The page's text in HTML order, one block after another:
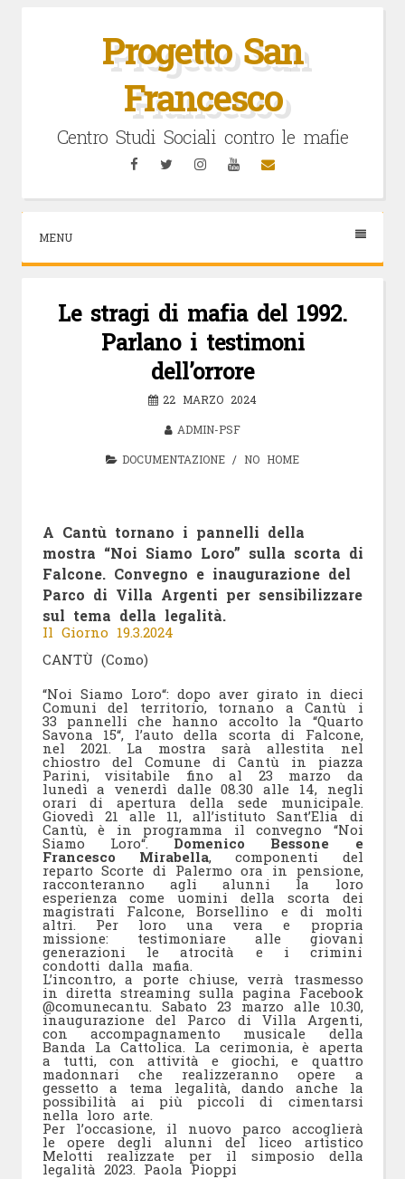
Progetto San
Francesco
Centro Studi Sociali contro le mafie
FacebookTwitterInstagramYouTubeEmail
MENU
Le stragi di mafia del 1992.
Parlano i testimoni
dell’orrore
22 MARZO 2024
ADMIN-PSF
DOCUMENTAZIONE / NO HOME
A Cantù tornano i pannelli della
mostra “Noi Siamo Loro” sulla scorta di
Falcone. Convegno e inaugurazione del
Parco di Villa Argenti per sensibilizzare
sul tema della legalità.
Il Giorno 19.3.2024
CANTÙ (Como)
“Noi Siamo Loro“: dopo aver girato in dieci
Comuni del territorio, tornano a Cantù i
33 pannelli che hanno accolto la “Quarto
Savona 15“, l’auto della scorta di Falcone,
nel 2021. La mostra sarà allestita nel
chiostro del Comune di Cantù in piazza
Parini, visitabile fino al 23 marzo da
lunedì a venerdì dalle 08.30 alle 14, negli
orari di apertura della sede municipale.
Giovedì 21 alle 11, all’istituto Sant’Elia di
Cantù, è in programma il convegno “Noi
Siamo Loro“.Domenico Bessone e
Francesco Mirabella, componenti del
reparto Scorte di Palermo ora in pensione,
racconteranno agli alunni la loro
esperienza come uomini della scorta dei
magistrati Falcone, Borsellino e di molti
altri. Per loro una vera e propria
missione: testimoniare alle giovani
generazioni le atrocità e i crimini
condotti dalla mafia.
L’incontro, a porte chiuse, verrà trasmesso
in diretta streaming sulla pagina Facebook
@comunecantu. Sabato 23 marzo alle 10.30,
inaugurazione del Parco di Villa Argenti,
con accompagnamento musicale della
Banda La Cattolica. La cerimonia, è aperta
a tutti, con attività e giochi, e quattro
madonnari che realizzeranno opere a
gessetto a tema legalità, dando anche la
possibilità ai più piccoli di cimentarsi
nella loro arte.
Per l’occasione, il nuovo parco accoglierà
le opere degli alunni del liceo artistico
Melotti realizzate per il simposio della
legalità 2023. Paola Pioppi